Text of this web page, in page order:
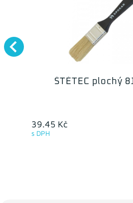
ŠTĚTEC plochý
39.45 Kč
s DPH